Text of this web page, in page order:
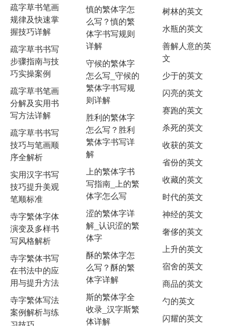
疏字草书笔画
规律及快速掌
握技巧详解
疏字草书书写
步骤指南与技
巧实操案例
疏字草书笔画
分解及实用书
写方法详解
疏字草书书写
技巧与笔画顺
序全解析
实用汉字书写
技巧提升美观
笔顺标准
寺字繁体字体
演变及多样书
写风格解析
寺字繁体书写
在书法中的应
用与提升方法
寺字繁体写法
案例解析与练
慎的繁体字怎
么写？慎的繁
体字书写规则
详解
守候的繁体字
怎么写_守候的
繁体字书写规
则详解
胜利的繁体字
怎么写？胜利
繁体字书写详
解
上的繁体字书
写指南_上的繁
体字怎么写
涩的繁体字详
解_认识涩的繁
体字
酥的繁体字怎
么写？酥的繁
体字详解
斯的繁体字全
收录_汉字斯繁
体详解
树林的英文
水瓶的英文
善解人意的英
文
少于的英文
闪亮的英文
赛跑的英文
杀死的英文
收获的英文
省份的英文
收藏的英文
时代的英文
神经的英文
奢侈的英文
上升的英文
宿舍的英文
商品的英文
勺的英文
闪耀的英文